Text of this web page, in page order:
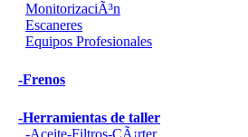
MonitorizaciÃ³n
Escaneres
Equipos Profesionales
-Frenos
-Herramientas de taller
-Aceite-Filtros-CÃ¡rter